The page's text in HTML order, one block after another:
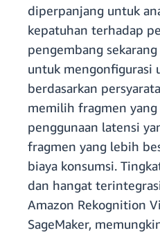
diperpanjang untuk
kepatuhan terhadap
pengembang
untuk mengonfigurasi
berdasarkan
memilih fragmen
penggunaan latensi
fragmen yang lebih
biaya konsumsi.
dan hangat
Amazon Rekognition
SageMaker,